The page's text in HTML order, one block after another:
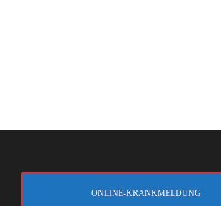
ONLINE-KRANKMELDUNG